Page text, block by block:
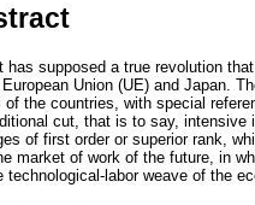
has supposed a true revolution
Union (UE) and Japan.
the countries, with special
cut, that is to say, intensive
of first order or superior rank,
market of work of the future, in
technological-labor weave of the